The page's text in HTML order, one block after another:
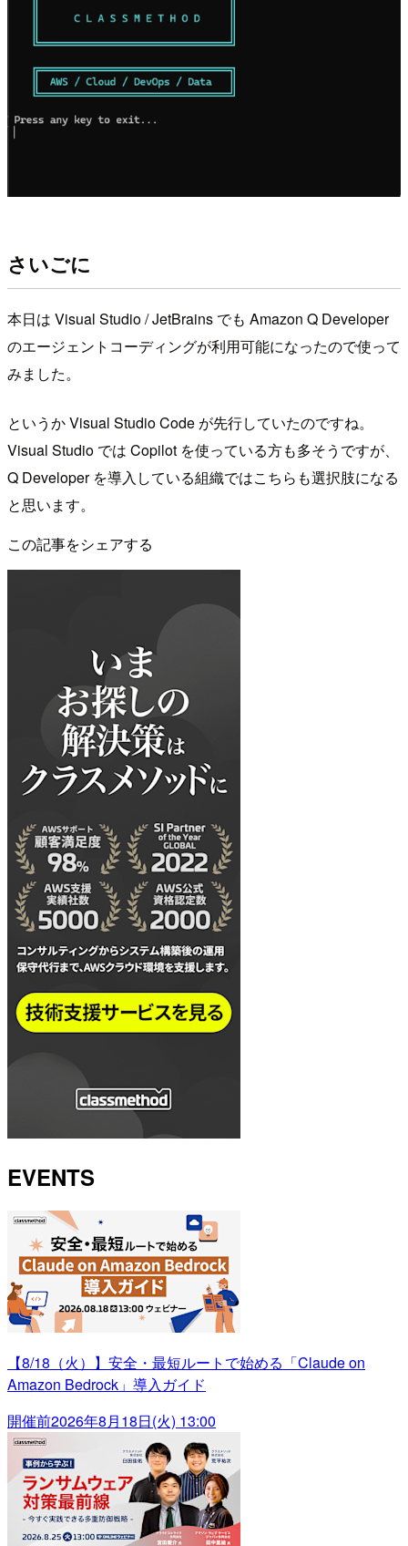
さいごに
本日は Visual Studio / JetBrains でも Amazon Q Developer
のエージェントコーディングが利用可能になったので使って
みました。
というか Visual Studio Code が先行していたのですね。
Visual Studio では Copilot を使っている方も多そうですが、
Q Developer を導入している組織ではこちらも選択肢になる
と思います。
この記事をシェアする
EVENTS
【8/18（火）】安全・最短ルートで始める「Claude on
Amazon Bedrock」導入ガイド
開催前2026年8月18日(火) 13:00